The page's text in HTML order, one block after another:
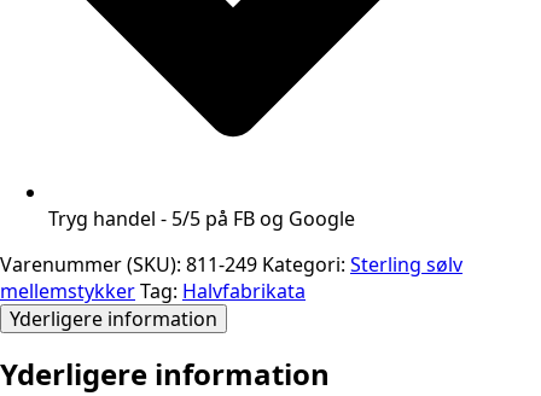
Tryg handel - 5/5 på FB og Google
Varenummer (SKU): 811-249 Kategori: Sterling sølv
mellemstykkerTag: Halvfabrikata
Yderligere information
Yderligere information